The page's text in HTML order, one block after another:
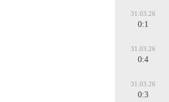
31.03.26
0:1
31.03.26
0:4
31.03.26
0:3